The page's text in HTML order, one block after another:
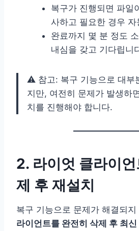
복구가 진행되면 파일
사하고 필요한 경우
완료까지 몇 분 정도
내심을 갖고 기다립니
⚠️ 참고: 복구 기능으로 대부
지만, 여전히 문제가 발생하
치를 진행해야 합니다.
2. 라이엇 클라이
제 후 재설치
복구 기능으로 문제가 해결되지
라이언트를 완전히 삭제 후 최